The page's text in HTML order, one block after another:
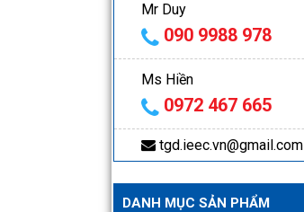
Mr Duy
090 9988 978
Ms Hiền
0972 467 665
tgd.ieec.vn@gmail.com
DANH MỤC SẢN PHẨM